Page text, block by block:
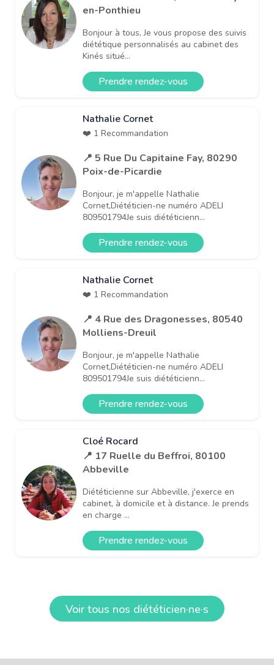
en-Ponthieu
Bonjour à tous, Je vous propose des suivis
diététique personnalisés au cabinet des
Kinés situé...
Prendre rendez-vous
Nathalie Cornet
❤️ 1 Recommandation
📍 5 Rue Du Capitaine Fay, 80290
Poix-de-Picardie
Bonjour, je m'appelle Nathalie
Cornet,Diététicien-ne numéro ADELI
809501794Je suis diététicienn...
Prendre rendez-vous
Nathalie Cornet
❤️ 1 Recommandation
📍 4 Rue des Dragonesses, 80540
Molliens-Dreuil
Bonjour, je m'appelle Nathalie
Cornet,Diététicien-ne numéro ADELI
809501794Je suis diététicienn...
Prendre rendez-vous
Cloé Rocard
📍 17 Ruelle du Beffroi, 80100
Abbeville
Diététicienne sur Abbeville, j'exerce en
cabinet, à domicile et à distance. Je prends
en charge ...
Prendre rendez-vous
Voir tous nos diététicien·ne·s